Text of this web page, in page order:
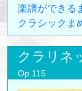
楽譜ができる
クラシックま
クラリネ
Op.115